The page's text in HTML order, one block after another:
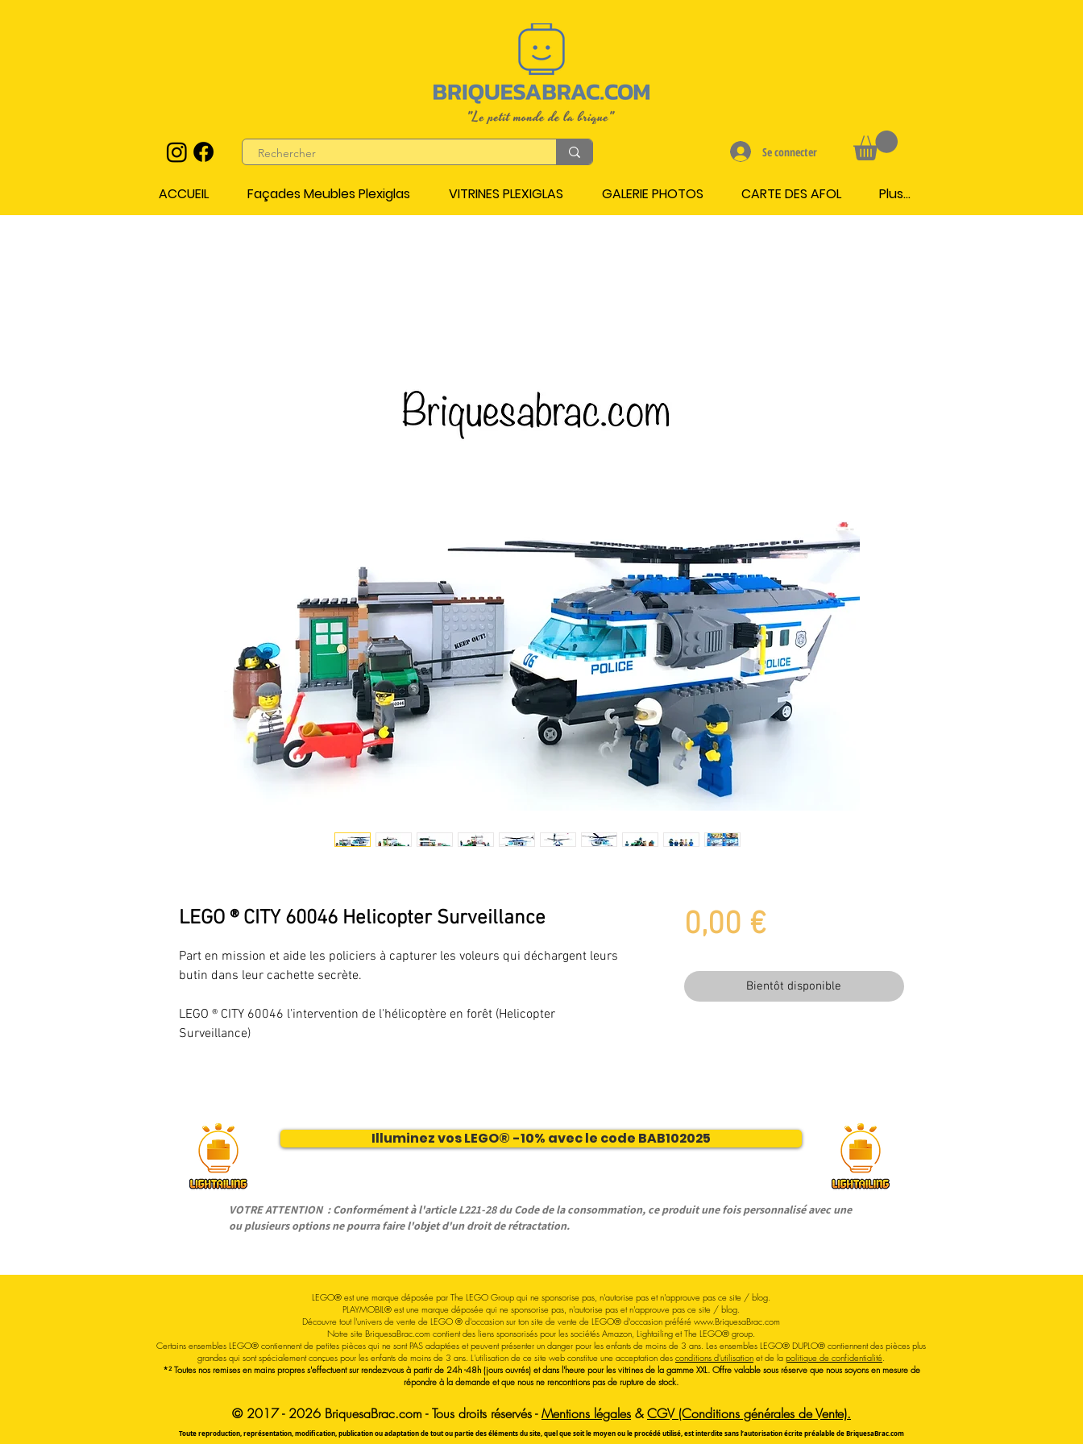
Se connecter
ACCUEIL Façades Meubles Plexiglas VITRINES PLEXIGLAS GALERIE PHOTOS CARTE DES AFOL Plus...
LEGO ® CITY 60046 Helicopter Surveillance
Part en mission et aide les policiers à capturer les voleurs qui déchargent leurs
butin dans leur cachette secrète.
LEGO ® CITY 60046 l'intervention de l'hélicoptère en forêt (Helicopter
Surveillance)
0,00 €Prix
Bientôt disponible
Illuminez vos LEGO® -10% avec le code BAB102025
VOTRE ATTENTION : Conformément à l'article L221-28 du Code de la consommation, ce produit une fois personnalisé avec une
ou plusieurs options ne pourra faire l'objet d'un droit de rétractation.
LEGO® est une marque déposée par The LEGO Group qui ne sponsorise pas, n'autorise pas et n'approuve pas ce site / blog.
PLAYMOBIL® est une marque déposée qui ne sponsorise pas, n'autorise pas et n'approuve pas ce site / blog.
Découvre tout l'univers de vente de LEGO ® d'occasion sur ton site de vente de LEGO® d'occasion préféré www.BriquesaBrac.com
Notre site BriquesaBrac.com contient des liens sponsorisés pour les sociétés Amazon, Lightailing et The LEGO® group.
Certains ensembles LEGO® contiennent de petites pièces qui ne sont PAS adaptées et peuvent présenter un danger pour les enfants de moins de 3 ans. Les ensembles LEGO® DUPLO® contiennent des pièces plus
grandes qui sont spécialement conçues pour les enfants de moins de 3 ans. L'utilisation de ce site web constitue une acceptation des conditions d'utilisation et de la politique de confidentialité
*² Toutes nos remises en mains propres s'effectuent sur rendez-vous à partir de 24h -48h (jours ouvrés) et dans l'heure pour les vitrines de la gamme XXL. Offre valable sous réserve que nous soyons en mesure de
répondre à la demande et que nous ne rencontrions pas de rupture de stock.
© 2017 - 2026 BriquesaBrac.com - Tous droits réservés -Mentions légales &CGV (Conditions générales de Vente).
Toute reproduction, représentation, modification, publication ou adaptation de tout ou partie des éléments du site, quel que soit le moyen ou le procédé utilisé, est interdite sans l’autorisation écrite préalable de BriquesaBrac.com